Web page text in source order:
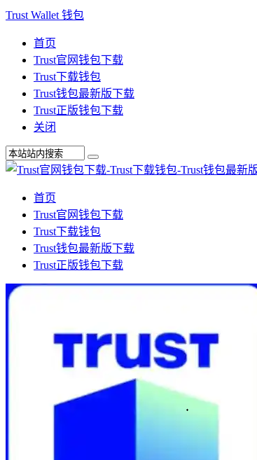
Trust Wallet 钱包
首页
Trust官网钱包下载
Trust下载钱包
Trust钱包最新版下载
Trust正版钱包下载
关闭
首页
Trust官网钱包下载
Trust下载钱包
Trust钱包最新版下载
Trust正版钱包下载